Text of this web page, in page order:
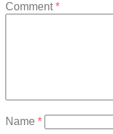
Comment*
Name *